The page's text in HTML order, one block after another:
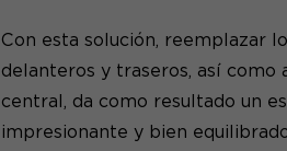
Con esta solución, reemplazar
delanteros y traseros, así como
central, da como resultado un
impresionante y bien